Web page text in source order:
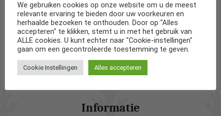
Vakantiehuizen in België
Vakantiehuizen in Frankrijk
Vakantiehuizen in Spanje
Informatie
We gebruiken cookies op onze website om u de meest
relevante ervaring te bieden door uw voorkeuren en
herhaalde bezoeken te onthouden. Door op "Alles
accepteren" te klikken, stemt u in met het gebruik van
ALLE cookies. U kunt echter naar "Cookie-instellingen"
gaan om een gecontroleerde toestemming te geven.
Cookie Instellingen Alles accepteren